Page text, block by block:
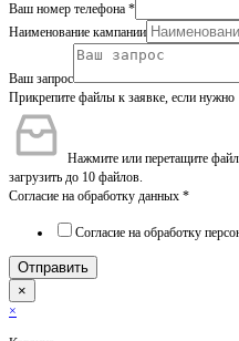
Ваш номер телефона *
Наименование кампании
Ваш запрос
Прикрепите файлы к заявке, если нужно
Нажмите или перетащите
загрузить до 10 файлов.
Согласие на обработку данных *
Согласие на обработку
Отправить
×
×